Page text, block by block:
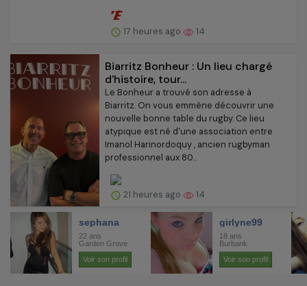
17 heures ago 14
Biarritz Bonheur : Un lieu chargé
d'histoire, tour...
Le Bonheur a trouvé son adresse à
Biarritz. On vous emmène découvrir une
nouvelle bonne table du rugby. Ce lieu
atypique est né d'une association entre
Imanol Harinordoquy , ancien rugbyman
professionnel aux 80...
21 heures ago 14